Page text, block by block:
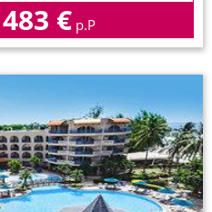
483 € p.P